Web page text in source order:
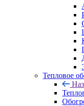
Тепловое